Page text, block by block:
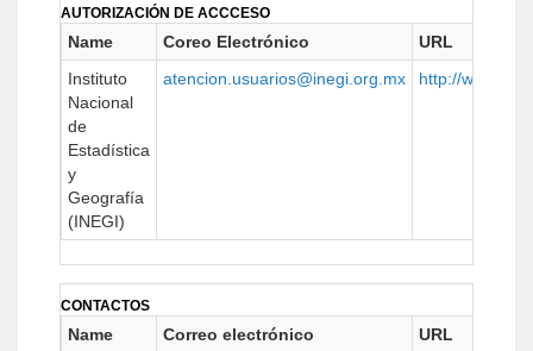
AUTORIZACIÓN DE ACCCESO
Name Coreo Electrónico
URL
Instituto
Nacional
de
Estadística
y
Geografía
(INEGI)
atencion.usuarios@inegi.org.mx http://
CONTACTOS
Name Correo electrónico
URL